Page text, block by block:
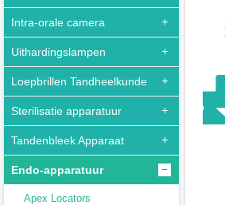
Intra-orale camera
Uithardingslampen
Loepbrillen Tandheelkunde
Sterilisatie apparatuur
Tandenbleek Apparaat
Endo-apparatuur
Apex Locators